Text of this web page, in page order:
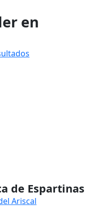
en
de Espartinas
Ariscal